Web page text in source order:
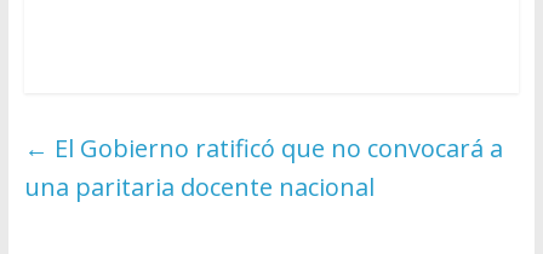
← El Gobierno ratificó que no convocará a
una paritaria docente nacional